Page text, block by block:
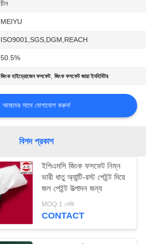
চীন
MEIYU
ISO9001,SGS,DGM,REACH
50.5%
জিংক হাইড্রোজেন ফসফেট,জিংক ফসফেট জারা ইনহিবিটর
আমাদের সাথে যোগাযোগ করুন!
বিশদ প্রকাশ
ইপিএমসি জিংক ফসফেট নিম্ন
ভারী ধাতু অ্যান্টি-রস্ট পেইন্ট দিয়ে
জল পেইন্ট উত্পাদন জন্য
MOQ:1 কেজি
CONTACT